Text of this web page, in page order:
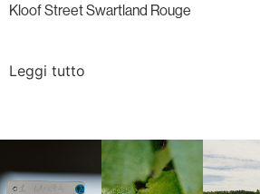
Kloof Street Swartland Rouge
Leggi tutto
Borgogna,
Francia